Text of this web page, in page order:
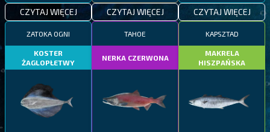
CZYTAJ WIĘCEJ CZYTAJ WIĘCEJ CZYTAJ WIĘCEJ
ZATOKA OGNI
KOSTER
ŻAGLOPŁETWY
TAHOE
NERKA CZERWONA
KAPSZTAD
MAKRELA
HISZPAŃSKA